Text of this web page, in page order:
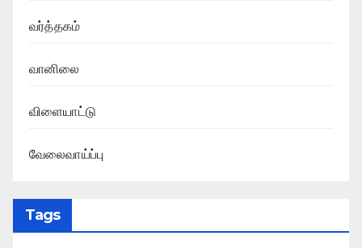
வர்த்தகம்
வானிலை
விளையாட்டு
வேலைவாய்ப்பு
Tags